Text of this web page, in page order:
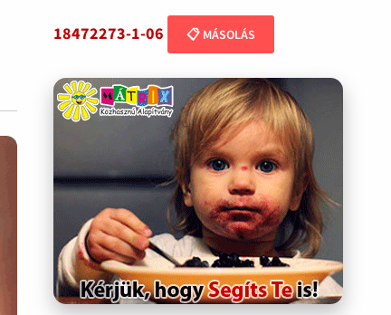
18472273-1-06 📋 MÁSOLÁS